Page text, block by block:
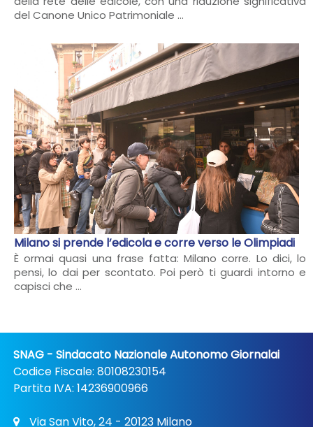
del Canone Unico Patrimoniale ...
Milano si prende l’edicola e corre verso le Olimpiadi
È ormai quasi una frase fatta: Milano corre. Lo dici, lo
pensi, lo dai per scontato. Poi però ti guardi intorno e
capisci che ...
SNAG - Sindacato Nazionale Autonomo Giornalai
Codice Fiscale: 80108230154
Partita IVA: 14236900966
Via San Vito, 24 - 20123 Milano